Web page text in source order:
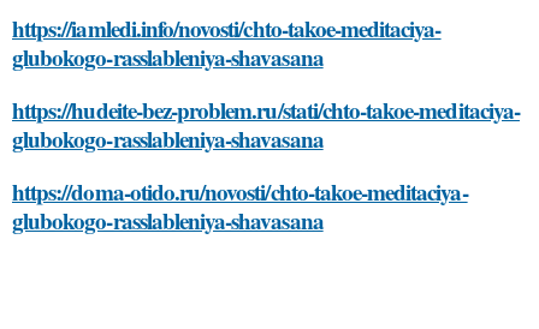
https://iamledi.info/novosti/chto-takoe-meditaciya-
glubokogo-rasslableniya-shavasana
https://hudeite-bez-problem.ru/stati/chto-takoe-meditaciya-
glubokogo-rasslableniya-shavasana
https://doma-otido.ru/novosti/chto-takoe-meditaciya-
glubokogo-rasslableniya-shavasana